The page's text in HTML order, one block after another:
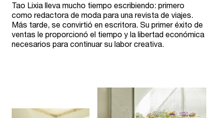
Tao Lixia lleva mucho tiempo escribiendo: primero
como redactora de moda para una revista de viajes.
Más tarde, se convirtió en escritora. Su primer éxito de
ventas le proporcionó el tiempo y la libertad económica
necesarios para continuar su labor creativa.